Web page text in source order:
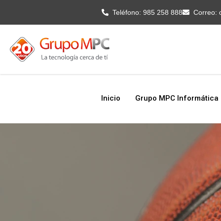
Teléfono: 985 258 888 Correo:
Inicio Grupo MPC Informática
Inicio Grupo MPC Informática